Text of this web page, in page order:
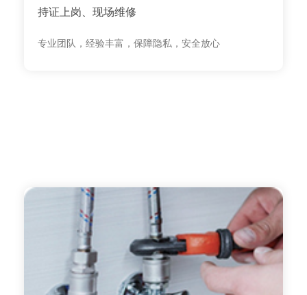
持证上岗、现场维修
专业团队，经验丰富，保障隐私，安全放心